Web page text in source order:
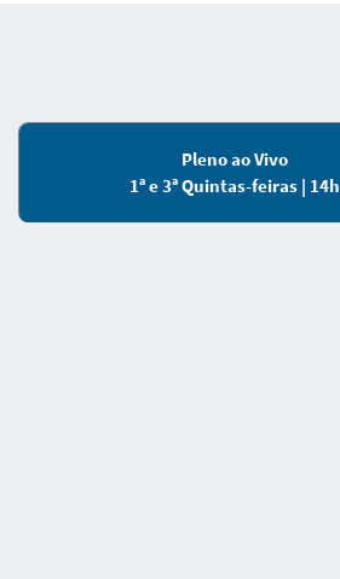
Pleno ao Vivo
1ª e 3ª Quintas-feiras | 14h